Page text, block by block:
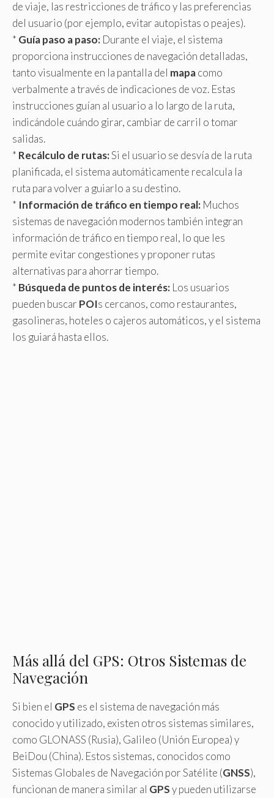
de viaje, las restricciones de tráfico y las preferencias
del usuario (por ejemplo, evitar autopistas o peajes).
* Guía paso a paso: Durante el viaje, el sistema
proporciona instrucciones de navegación detalladas,
tanto visualmente en la pantalla del mapacomo
verbalmente a través de indicaciones de voz. Estas
instrucciones guían al usuario a lo largo de la ruta,
indicándole cuándo girar, cambiar de carril o tomar
salidas.
* Recálculo de rutas:Si el usuario se desvía de la ruta
planificada, el sistema automáticamente recalcula la
ruta para volver a guiarlo a su destino.
* Información de tráfico en tiempo real: Muchos
sistemas de navegación modernos también integran
información de tráfico en tiempo real, lo que les
permite evitar congestiones y proponer rutas
alternativas para ahorrar tiempo.
* Búsqueda de puntos de interés: Los usuarios
pueden buscar POIs cercanos, como restaurantes,
gasolineras, hoteles o cajeros automáticos, y el sistema
los guiará hasta ellos.
Más allá del GPS: Otros Sistemas de
Navegación
Si bien el GPS es el sistema de navegación más
conocido y utilizado, existen otros sistemas similares,
como GLONASS (Rusia), Galileo (Unión Europea) y
BeiDou (China). Estos sistemas, conocidos como
Sistemas Globales de Navegación por Satélite (GNSS),
funcionan de manera similar al GPSy pueden utilizarse